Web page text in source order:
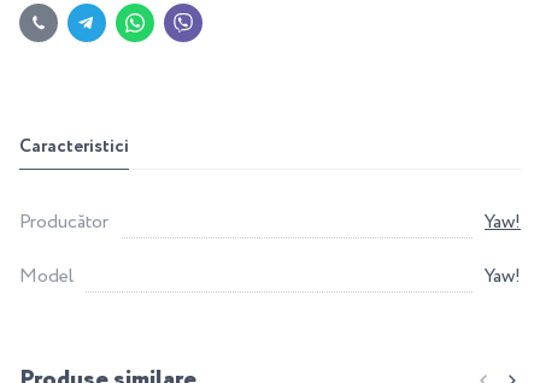
Caracteristici
Producător
Yaw!
Model
Yaw!